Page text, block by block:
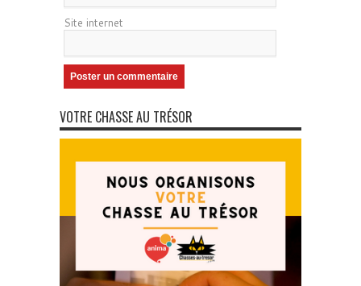
Site internet
VOTRE CHASSE AU TRÉSOR